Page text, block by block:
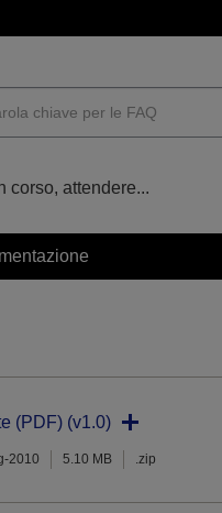
corso, attendere...
(PDF) (v1.0)
2010 5.10 MB .zip